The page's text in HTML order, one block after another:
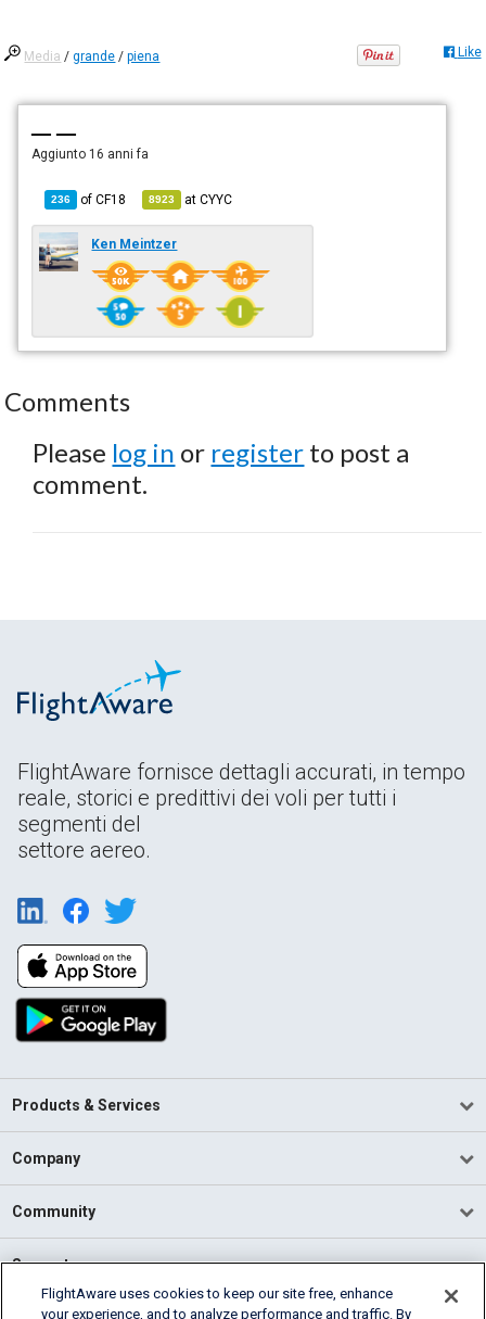
Media /grande /piena Like
— —
Aggiunto 16 anni fa
236 ofCF18 8923 atCYYC
Ken Meintzer
Comments
Please log in or register to post a
comment.
FlightAware fornisce dettagli accurati, in tempo
reale, storici e predittivi dei voli per tutti i
segmenti del
settore aereo.
Products & Services
Company
Community
Support
FlightAware uses cookies to keep our site free, enhance
your experience, and to analyze performance and traffic. By